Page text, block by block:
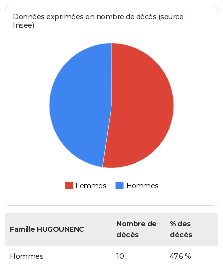
Données exprimées en nombre de décès (source :
Insee)
Femmes Hommes
Famille HUGOUNENC
Nombre de
décès
% des
décès
Hommes 10 47,6 %